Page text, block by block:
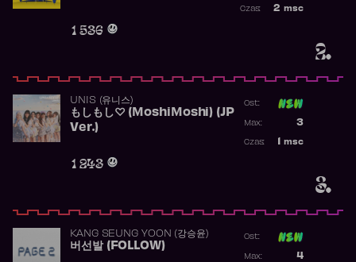
2.
1 536
2 msc
Czas:
3.
UNIS (유니스)
もしもし♡ (MoshiMoshi) (JP
Ver.)
1 243
Ost:
3
Max:
msc
Czas:
KANG SEUNG YOON (강승윤)
버선발 (FOLLOW)
Ost:
4
Max: